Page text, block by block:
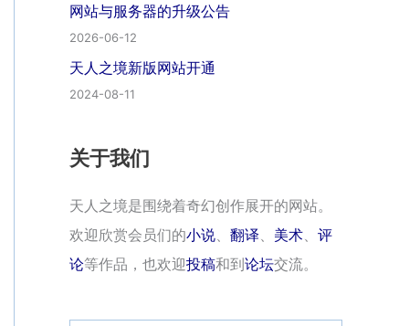
网站与服务器的升级公告
2026-06-12
天人之境新版网站开通
2024-08-11
关于我们
天人之境是围绕着奇幻创作展开的网站。
欢迎欣赏会员们的小说、 翻译、 美术、 评
论等作品，也欢迎投稿和到论坛交流。